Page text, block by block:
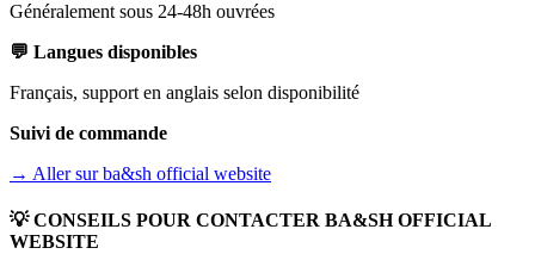
Généralement sous 24-48h ouvrées
💬 Langues disponibles
Français, support en anglais selon disponibilité
Suivi de commande
→ Aller surba&sh official website
💡 CONSEILS POUR CONTACTER BA&SH OFFICIAL
WEBSITE